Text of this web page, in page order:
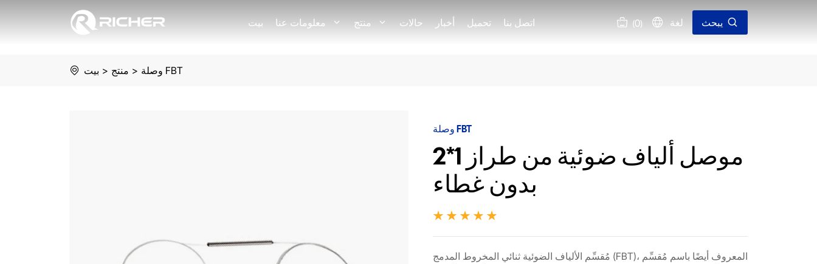
بيت حالات أخبار تحميل اتصل بنا (0) لغة يبحث
1*2
FBT
Coupler بيت > منتج > وصلة FBT
وصلة FBT
موصل ألياف ضوئية من طراز 1*2
بدون غطاء
مُقسِّم الألياف الضوئية ثنائي المخروط المدمج (FBT)، المعروف أيضًا باسم مُقسِّم